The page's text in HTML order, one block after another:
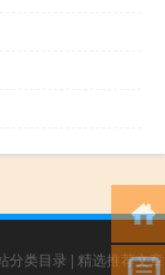
分类目录 | 精选推荐文章